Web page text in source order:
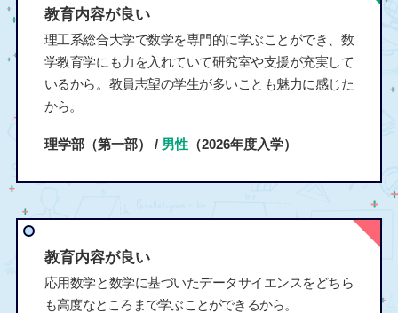
教育内容が良い
理工系総合大学で数学を専門的に学ぶことができ、数
学教育学にも力を入れていて研究室や支援が充実して
いるから。教員志望の学生が多いことも魅力に感じた
から。
理学部（第一部） / 男性（2026年度入学）
教育内容が良い
応用数学と数学に基づいたデータサイエンスをどちら
も高度なところまで学ぶことができるから。